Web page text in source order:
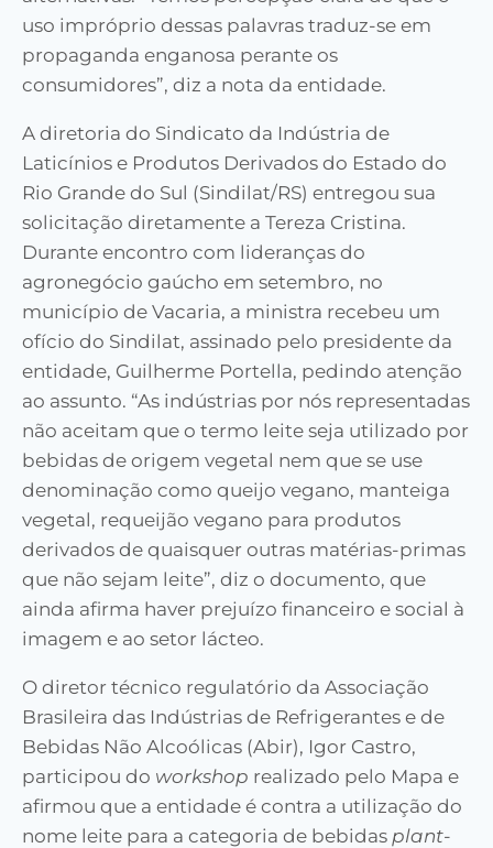
uso impróprio dessas palavras traduz-se em
propaganda enganosa perante os
consumidores”, diz a nota da entidade.
A diretoria do Sindicato da Indústria de
Laticínios e Produtos Derivados do Estado do
Rio Grande do Sul (Sindilat/RS) entregou sua
solicitação diretamente a Tereza Cristina.
Durante encontro com lideranças do
agronegócio gaúcho em setembro, no
município de Vacaria, a ministra recebeu um
ofício do Sindilat, assinado pelo presidente da
entidade, Guilherme Portella, pedindo atenção
ao assunto. “As indústrias por nós representadas
não aceitam que o termo leite seja utilizado por
bebidas de origem vegetal nem que se use
denominação como queijo vegano, manteiga
vegetal, requeijão vegano para produtos
derivados de quaisquer outras matérias-primas
que não sejam leite”, diz o documento, que
ainda afirma haver prejuízo financeiro e social à
imagem e ao setor lácteo.
O diretor técnico regulatório da Associação
Brasileira das Indústrias de Refrigerantes e de
Bebidas Não Alcoólicas (Abir), Igor Castro,
participou do workshop realizado pelo Mapa e
afirmou que a entidade é contra a utilização do
nome leite para a categoria de bebidas plant-